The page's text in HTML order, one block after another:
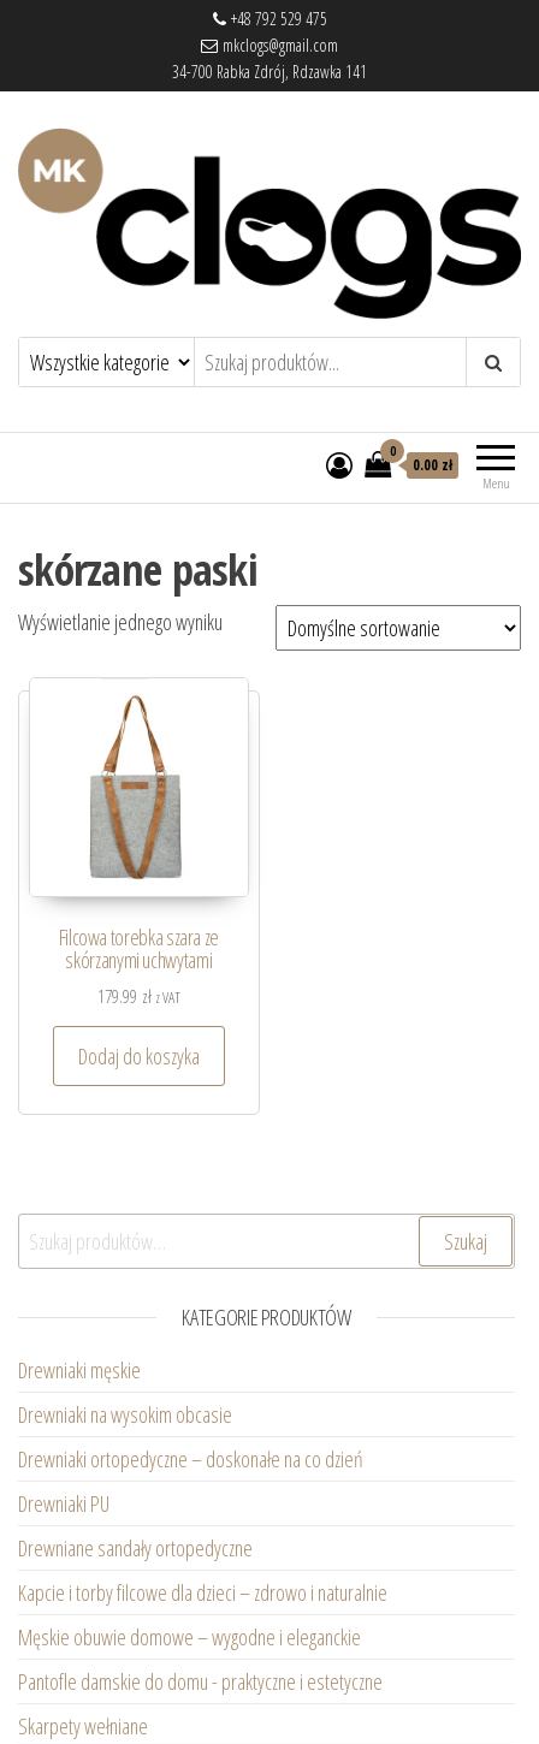
+48 792 529 475
mkclogs@gmail.com
34-700 Rabka Zdrój, Rdzawka 141
mkclogs – sklep obuwniczysklep obuwniczy – drewniaki, buty
medyczne, pantofle, klapki
Menu
0
0.00 zł
skórzane paski
Wyświetlanie jednego wyniku
Filcowa torebka szara ze
skórzanymi uchwytami
179.99 zł z VAT
Dodaj do koszyka
Szukaj: Szukaj
KATEGORIE PRODUKTÓW
Drewniaki męskie
Drewniaki na wysokim obcasie
Drewniaki ortopedyczne – doskonałe na co dzień
Drewniaki PU
Drewniane sandały ortopedyczne
Kapcie i torby filcowe dla dzieci – zdrowo i naturalnie
Męskie obuwie domowe – wygodne i eleganckie
Pantofle damskie do domu - praktyczne i estetyczne
Skarpety wełniane